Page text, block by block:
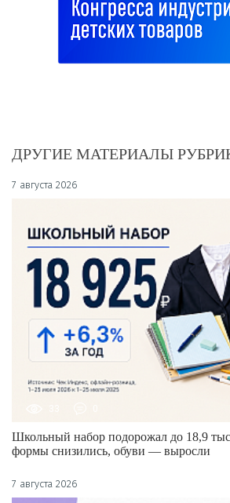
ДРУГИЕ МАТЕРИАЛЫ
7 августа 2026
Школьный набор подорожал до 18,9
формы снизились, обуви — выросли
7 августа 2026